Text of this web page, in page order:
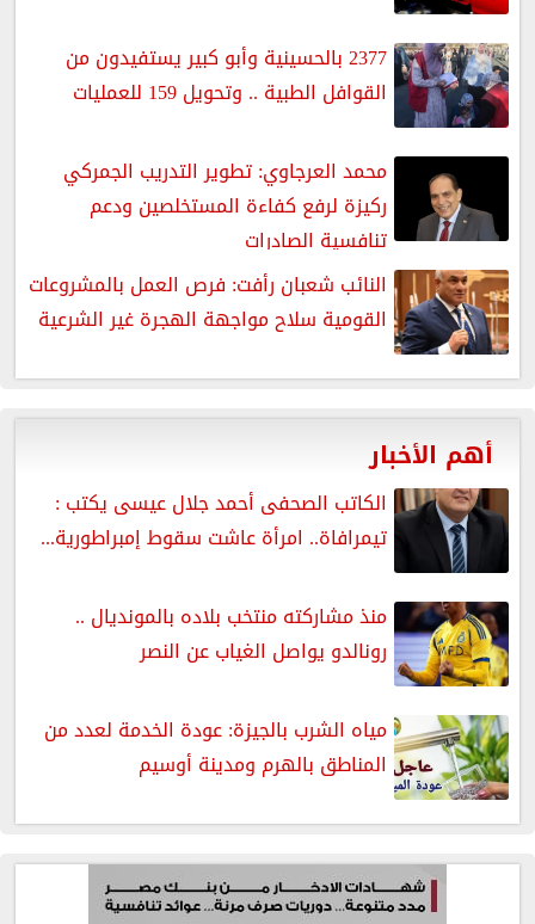
2377 بالحسينية وأبو كبير يستفيدون من
القوافل الطبية .. وتحويل 159 للعمليات
محمد العرجاوي: تطوير التدريب الجمركي
ركيزة لرفع كفاءة المستخلصين ودعم
تنافسية الصادرات
النائب شعبان رأفت: فرص العمل بالمشروعات
القومية سلاح مواجهة الهجرة غير الشرعية
أهم الأخبار
الكاتب الصحفى أحمد جلال عيسى يكتب :
تيمرافاة.. امرأة عاشت سقوط إمبراطورية...
منذ مشاركته منتخب بلاده بالمونديال ..
رونالدو يواصل الغياب عن النصر
مياه الشرب بالجيزة: عودة الخدمة لعدد من
المناطق بالهرم ومدينة أوسيم